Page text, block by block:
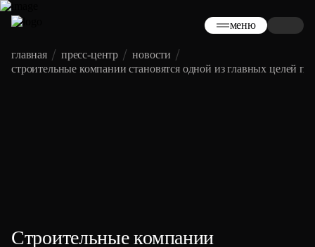
меню
главная пресс-центр
новости
строительные компании становятся одной из главных целей
Строительные компании